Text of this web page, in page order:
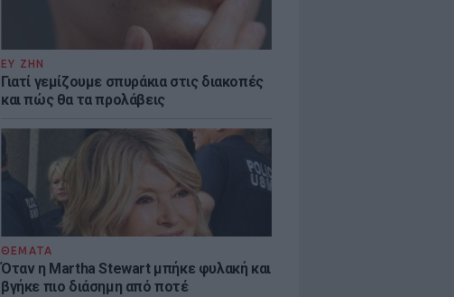
ΕΥ ΖΗΝ
Γιατί γεμίζουμε σπυράκια στις διακοπές
και πώς θα τα προλάβεις
ΘΕΜΑΤΑ
Όταν η Martha Stewart μπήκε φυλακή και
βγήκε πιο διάσημη από ποτέ